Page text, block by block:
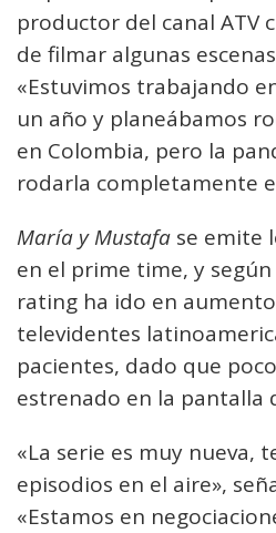
productor del canal ATV
de filmar algunas
«Estuvimos trabajando
un año y planeábamos
en Colombia, pero la
rodarla completamente
María y Mustafa se emite
en el prime time, y
rating ha ido en
televidentes
pacientes, dado que
estrenado en la pantalla
«La serie es muy nueva,
episodios en el aire»,
«Estamos en